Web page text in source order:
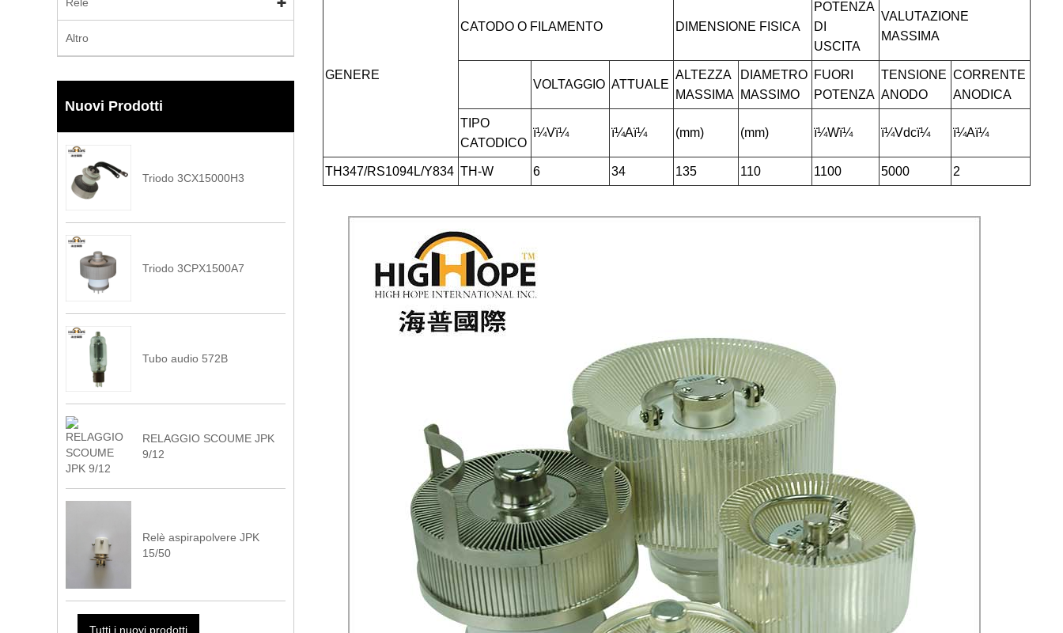
Altro
Nuovi Prodotti
Triodo 3CX15000H3
Triodo 3CPX1500A7
Tubo audio 572B
RELAGGIO SCOUME JPK
9/12
Relè aspirapolvere JPK
15/50
Tutti i nuovi prodotti
GENERE
CATODO O FILAMENTO DIMENSIONE FISICA
POTENZA
DI
USCITA
VALUTAZIONE
MASSIMA
VOLTAGGIO ATTUALE
ALTEZZA
MASSIMA
DIAMETRO
MASSIMO
FUORI
POTENZA
TENSIONE
ANODO
CORRENTE
ANODICA
TIPO
CATODICO
ï¼Vï¼ ï¼Aï¼ (mm) (mm) ï¼Wï¼ ï¼Vdcï¼ ï¼Aï¼
TH347/RS1094L/Y834 TH-W 6 34 135 110 1100 5000 2